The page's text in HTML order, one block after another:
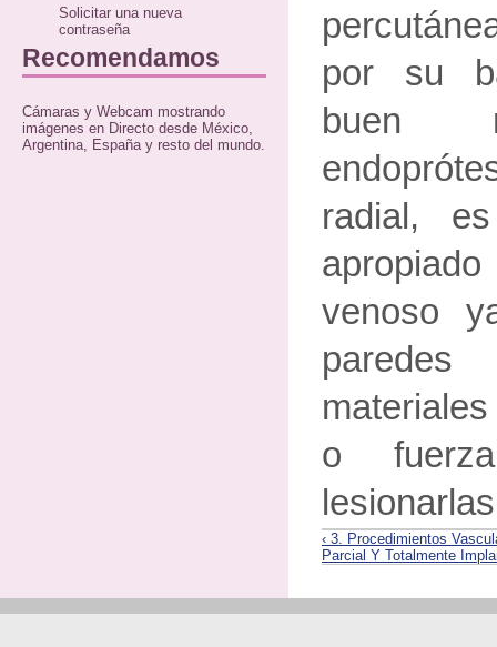
Solicitar una nueva
contraseña
Recomendamos
Cámaras y Webcam mostrando
imágenes en Directo desde México,
Argentina, España y resto del mundo.
por su
buen
radial,
venoso
o
‹ 3. Procedimientos
Parcial Y Totalmente